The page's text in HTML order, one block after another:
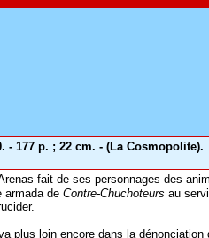
- 177 p. ; 22 cm. - (La Cosmopolite).
fait de ses personnages des
armada de Contre-Chuchoteurs au
plus loin encore dans la dénonciation